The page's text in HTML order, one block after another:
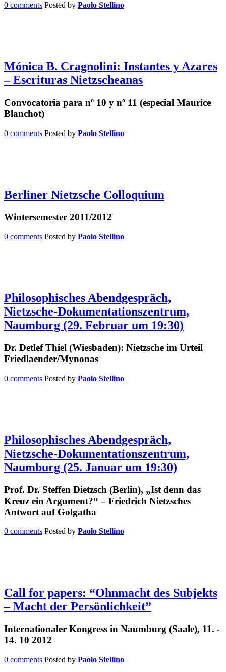
0 comments Posted by Paolo Stellino
Mónica B. Cragnolini: Instantes y Azares
– Escrituras Nietzscheanas
Convocatoria para nº 10 y nº 11 (especial Maurice
Blanchot)
0 comments Posted by Paolo Stellino
Berliner Nietzsche Colloquium
Wintersemester 2011/2012
0 comments Posted by Paolo Stellino
Philosophisches Abendgespräch,
Nietzsche-Dokumentationszentrum,
Naumburg (29. Februar um 19:30)
Dr. Detlef Thiel (Wiesbaden): Nietzsche im Urteil
Friedlaender/Mynonas
0 comments Posted by Paolo Stellino
Philosophisches Abendgespräch,
Nietzsche-Dokumentationszentrum,
Naumburg (25. Januar um 19:30)
Prof. Dr. Steffen Dietzsch (Berlin), „Ist denn das
Kreuz ein Argument?“ – Friedrich Nietzsches
Antwort auf Golgatha
0 comments Posted by Paolo Stellino
Call for papers: “Ohnmacht des Subjekts
– Macht der Persönlichkeit”
Internationaler Kongress in Naumburg (Saale), 11. -
14. 10 2012
0 comments Posted by Paolo Stellino